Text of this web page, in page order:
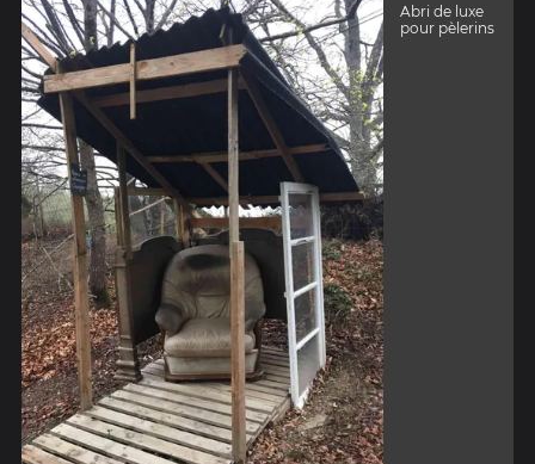
Abri de luxe
pour pèlerins